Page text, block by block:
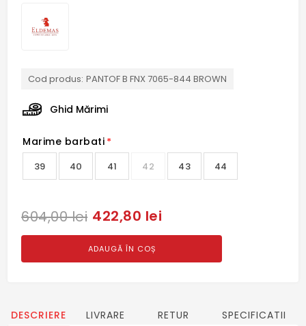
Cod produs: PANTOF B FNX 7065-844 BROWN
Ghid Mărimi
Marime barbati *
39 40 41 42 43 44
604,00 lei 422,80 lei
ADAUGĂ ÎN COȘ
DESCRIERE LIVRARE RETUR SPECIFICATII